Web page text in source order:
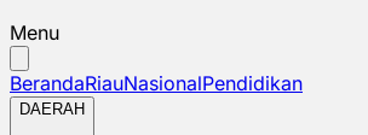
Menu
BerandaRiauNasionalPendidikan
DAERAH